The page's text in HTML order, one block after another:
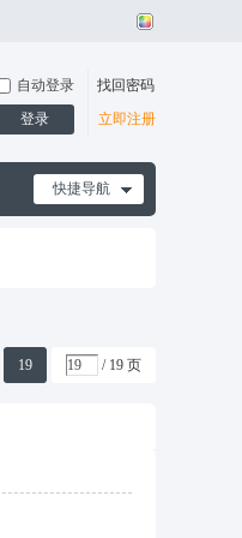
自动登录
找回密码
登录 立即注册
快捷导航
19 / 19 页